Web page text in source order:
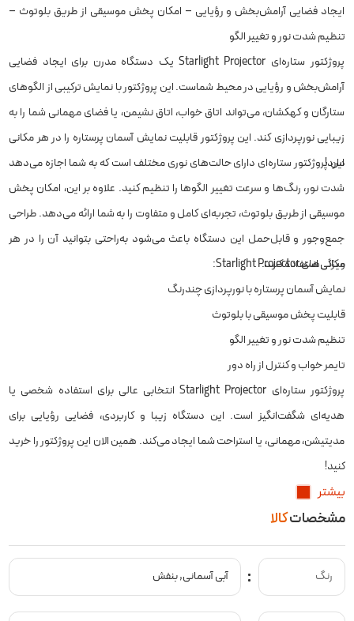
ایجاد فضایی آرامش‌بخش و رؤیایی – امکان پخش موسیقی از طریق بلوتوث –
تنظیم شدت نور و تغییر الگو
پروژکتور ستاره‌ای Starlight Projector یک دستگاه مدرن برای ایجاد فضایی
آرامش‌بخش و رؤیایی در محیط شماست. این پروژکتور با نمایش ترکیبی از الگوهای
ستارگان و کهکشان، می‌تواند اتاق خواب، اتاق نشیمن، یا فضای مهمانی شما را به
زیبایی نورپردازی کند. این پروژکتور قابلیت نمایش آسمان پرستاره را در هر مکانی
دارد!
این پروژکتور ستاره‌ای دارای حالت‌های نوری مختلف است که به شما اجازه می‌دهد
شدت نور، رنگ‌ها و سرعت تغییر الگوها را تنظیم کنید. علاوه بر این، امکان پخش
موسیقی از طریق بلوتوث، تجربه‌ای کامل و متفاوت را به شما ارائه می‌دهد. طراحی
جمع‌وجور و قابل‌حمل این دستگاه باعث می‌شود به‌راحتی بتوانید آن را در هر
مکانی استفاده کنید.
ویژگی‌های Starlight Projector:
نمایش آسمان پرستاره با نورپردازی چندرنگ
قابلیت پخش موسیقی با بلوتوث
تنظیم شدت نور و تغییر الگو
تایمر خواب و کنترل از راه دور
پروژکتور ستاره‌ای Starlight Projector انتخابی عالی برای استفاده شخصی یا
هدیه‌ای شگفت‌انگیز است. این دستگاه زیبا و کاربردی، فضایی رؤیایی برای
مدیتیشن، مهمانی، یا استراحت شما ایجاد می‌کند. همین الان این پروژکتور را خرید
کنید!
این محصول با قابلیت نمایش آسمان پرستاره در هر مکانی برای آرامش عالی است
بیشتر
مشخصاتکالا
رنگ آبی آسمانی, بنفش